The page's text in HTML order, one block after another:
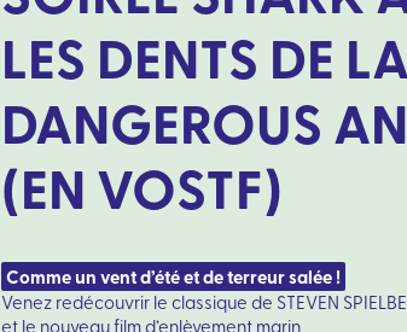
LES DENTS DE
DANGEROUS
(EN VOSTF)
Comme un vent d’été et de terreur salée !
Venez redécouvrir le classique de STEVEN
et le nouveau film d’enlèvement marin